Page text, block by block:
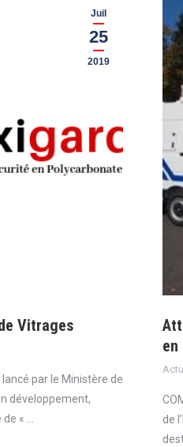
Juil
25
2019
Vitrages
par le Ministère de
développement,
« …
en
de